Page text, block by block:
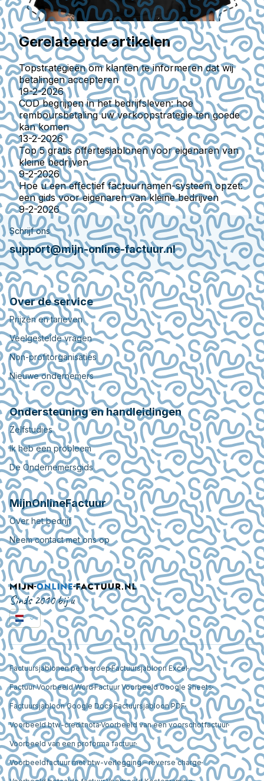
Gerelateerde artikelen
Topstrategieën om klanten te informeren dat wij
betalingen accepteren
19-2-2026
COD begrijpen in het bedrijfsleven: hoe
remboursbetaling uw verkoopstrategie ten goede
kan komen
13-2-2026
Top 5 gratis offertesjablonen voor eigenaren van
kleine bedrijven
9-2-2026
Hoe u een effectief factuurnamen-systeem opzet:
een gids voor eigenaren van kleine bedrijven
9-2-2026
Schrijf ons
support@mijn-online-factuur.nl
Over de service
Prijzen en tarieven
Veelgestelde vragen
Non-profitorganisaties
Nieuwe ondernemers
Ondersteuning en handleidingen
Zelfstudies
Ik heb een probleem
De Ondernemersgids
MijnOnlineFactuur
Over het bedrijf
Neem contact met ons op
Sinds 2010 bij u
Factuursjablonen per beroepFactuursjabloon Excel
Factuur Voorbeeld WordFactuur Voorbeeld Google Sheets
Factuursjabloon Google DocsFactuursjabloon PDF
Voorbeeld btw-creditnotaVoorbeeld van een voorschotfactuur
Voorbeeld van een proforma factuur
Voorbeeldfactuur met btw-verlegging – reverse charge